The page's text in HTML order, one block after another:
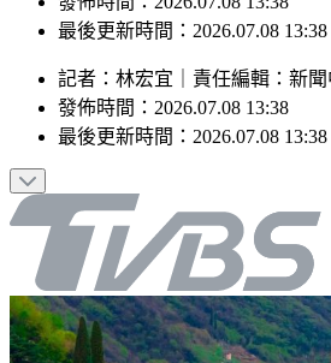
最後更新時間：2026.07.08 13:38
記者 ： 林宏宜 責任編輯 ： 新
發佈時間： 2026.07.08 13:38
最後更新時間： 2026.07.08 13:38